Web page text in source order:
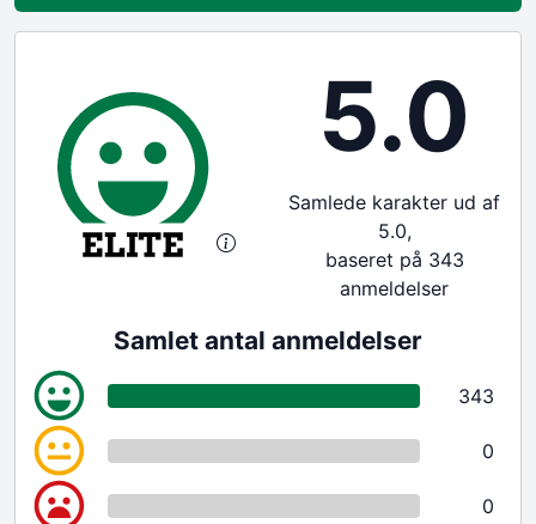
5.0
Samlede karakter ud af
5.0,
baseret på 343
anmeldelser
Samlet antal anmeldelser
343
0
0